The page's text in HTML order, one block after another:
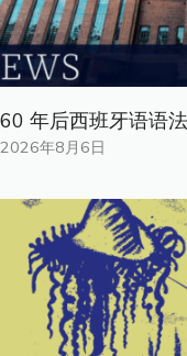
60 年后西班牙语语
2026年8月6日